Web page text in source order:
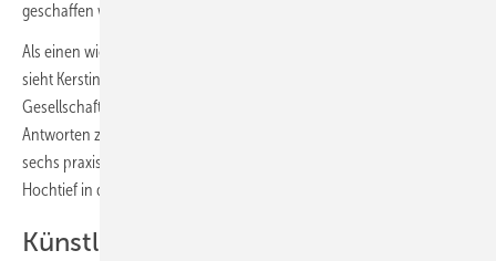
geschaffen werden.
Als einen wichtigen Meilenstein für den Einzug von KI im Bauwesen
sieht Kersting die Forschungskooperation mit der Hochtief-
Gesellschaft Nexplore. Dabei geht es um praxisnahe, umsetzbare
Antworten zum Einsatz von KI im Bauwesen. Ziel sind mindestens
sechs praxisorientierte Forschungsprojekte, um den Übergang von
Hochtief in die digitale Zukunft zu begleiten.
Künstliche Intelligenz kann Teile der